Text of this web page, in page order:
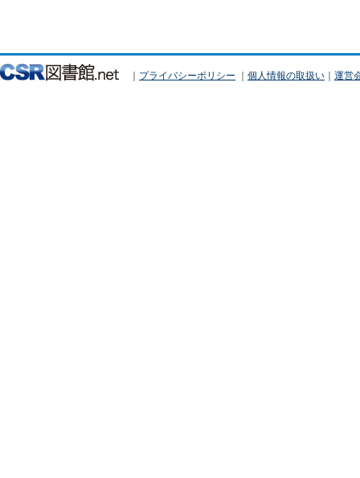
｜ プライバシーポリシー ｜ 個人情報の取扱い ｜ 運営